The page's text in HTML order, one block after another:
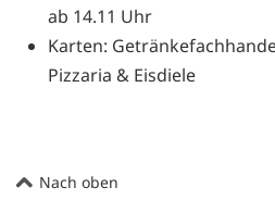
ab 14.11 Uhr
Karten:
Pizzaria & Eisdiele
Nach oben